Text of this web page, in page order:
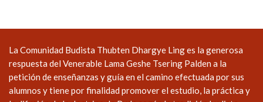
La Comunidad Budista Thubten Dhargye Ling es la generosa
respuesta del Venerable Lama Geshe Tsering Palden a la
petición de enseñanzas y guía en el camino efectuada por sus
alumnos y tiene por finalidad promover el estudio, la práctica y